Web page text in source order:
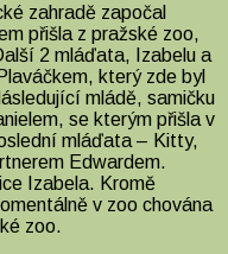
zahradě započal
přišla z pražské zoo,
2 mláďata, Izabelu a
který zde byl
mládě, samičku
se kterým přišla v
mláďata – Kitty,
Edwardem.
Izabela. Kromě
v zoo chována
zoo.